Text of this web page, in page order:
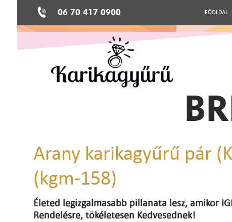
06 70 417 0900 FŐOLDAL
Arany karikagyűrű pár
(kgm-158)
Életed legizgalmasabb pillanata lesz, amikor
Rendelésre, tökéletesen Kedvesednek!